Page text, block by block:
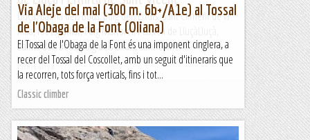
Lluçà, Balma dels Bous, puig dels Eixuts, Sant Climent de la
Riba, roc Espatllat, Puig Martorell i Castell de LluçàLluçà,
Balma dels Bous, puig dels Eixuts, Sant Climent...
Muntanya
Via Aleje del mal (300 m. 6b+/A1e) al Tossal
de l'Obaga de la Font (Oliana)
El Tossal de l'Obaga de la Font és una imponent cinglera, a
recer del Tossal del Coscollet, amb un seguit d'itineraris que
la recorren, tots força verticals, fins i tot...
Classic climber